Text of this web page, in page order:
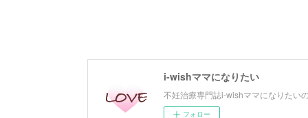
i-wishママになりたい
不妊治療専門誌i-wishママになりたい
フォロー